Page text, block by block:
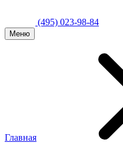
(495) 023-98-84
Меню
Главная